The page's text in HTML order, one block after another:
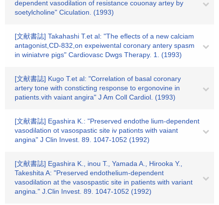
dependent vasodilation of resistance couonay artey by
soetylcholine" Ciculation. (1993)
[文献書誌] Takahashi T.et al: "The eflects of a new calciam
antagonist,CD-832,on expeiwental coronary antery spasm
in winiatvre pigs" Cardiovasc Dwgs Therapy. 1. (1993)
[文献書誌] Kugo T.et al: "Correlation of basal coronary
artery tone with consticting response to ergonovine in
patients.vith vaiant angira" J Am Coll Cardiol. (1993)
[文献書誌] Egashira K.: "Preserved endothe lium-dependent
vasodilation ot vasospastic site iv pationts with vaiant
angina" J Clin Invest. 89. 1047-1052 (1992)
[文献書誌] Egashira K., inou T., Yamada A., Hirooka Y.,
Takeshita A: "Preserved endothelium-dependent
vasodilation at the vasospastic site in patients with variant
angina." J.Clin Invest. 89. 1047-1052 (1992)